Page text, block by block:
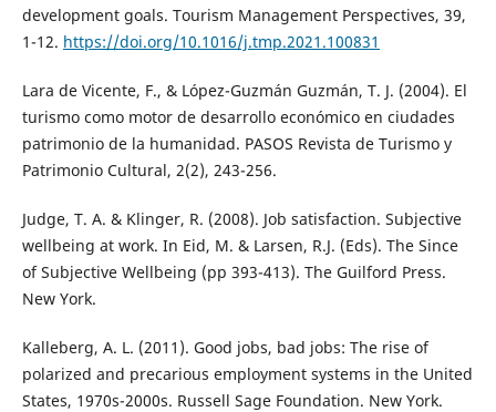
development goals. Tourism Management Perspectives, 39,
1-12. https://doi.org/10.1016/j.tmp.2021.100831
Lara de Vicente, F., & López-Guzmán Guzmán, T. J. (2004). El
turismo como motor de desarrollo económico en ciudades
patrimonio de la humanidad. PASOS Revista de Turismo y
Patrimonio Cultural, 2(2), 243-256.
Judge, T. A. & Klinger, R. (2008). Job satisfaction. Subjective
wellbeing at work. In Eid, M. & Larsen, R.J. (Eds). The Since
of Subjective Wellbeing (pp 393-413). The Guilford Press.
New York.
Kalleberg, A. L. (2011). Good jobs, bad jobs: The rise of
polarized and precarious employment systems in the United
States, 1970s-2000s. Russell Sage Foundation. New York.